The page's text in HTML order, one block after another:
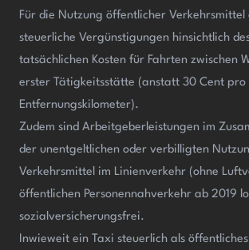
Für die Nutzung öffentlicher Verkehrsmittel
steuerliche Vergünstigungen hinsichtlich
tatsächlichen Kosten für Fahrten zwischen
erster Tätigkeitsstätte (anstatt 30 Cent pro
Entfernungskilometer).
Zudem sind Arbeitgeberleistungen im
der unentgeltlichen oder verbilligten
Verkehrsmittel im Linienverkehr (ohne
öffentlichen Personennahverkehr ab 2019
sozialversicherungsfrei.
Inwieweit ein Taxi steuerlich als